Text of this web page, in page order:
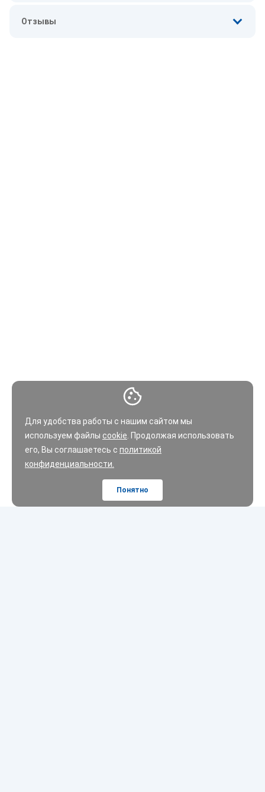
Для удобства работы с нашим сайтом мы
используем файлы cookie . Продолжая использовать
его, Вы соглашаетесь с политикой
конфиденциальности.
Понятно
Отзывы